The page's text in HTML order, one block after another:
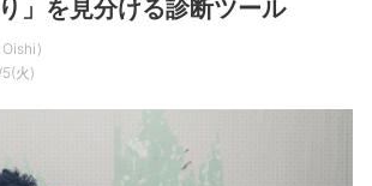
」を見分ける診断ツール
火)